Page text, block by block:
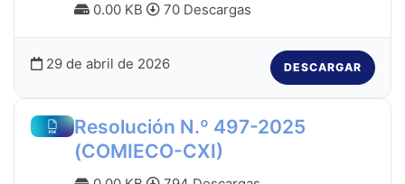
0.00 KB 70 Descargas
29 de abril de 2026 DESCARGAR
Resolución N.º 497-2025
(COMIECO-CXI)